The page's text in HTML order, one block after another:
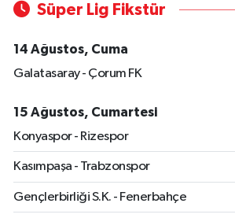
Süper Lig Fikstür
14 Ağustos, Cuma
Galatasaray - Çorum FK
15 Ağustos, Cumartesi
Konyaspor - Rizespor
Kasımpaşa - Trabzonspor
Gençlerbirliği S.K. - Fenerbahçe